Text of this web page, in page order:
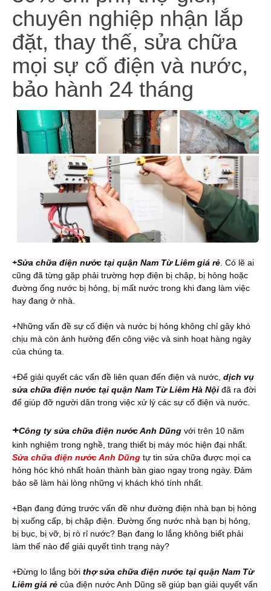
chuyên nghiệp nhận lắp
đặt, thay thế, sửa chữa
mọi sự cố điện và nước,
bảo hành 24 tháng
+Sửa chữa điện nước tại quận Nam Từ Liêm giá rẻ . Có lẽ ai
cũng đã từng gặp phải trường hợp điện bị chập, bị hỏng hoặc
đường ống nước bị hỏng, bị mất nước trong khi đang làm việc
hay đang ở nhà.
+Những vấn đề sự cố điện và nước bị hỏng không chỉ gây khó
chịu mà còn ảnh hưởng đến công việc và sinh hoạt hàng ngày
của chúng ta.
+Để giải quyết các vấn đề liên quan đến điện và nước, dịch vụ
sửa chữa điện nước tại quận Nam Từ Liêm Hà Nội đã ra đời
để giúp đỡ người dân trong việc xử lý các sự cố điện và nước.
+Công ty sửa chữa điện nước Anh Dũng với trên 10 năm
kinh nghiệm trong nghề, trang thiết bị máy móc hiện đại nhất.
Sửa chữa điện nước Anh Dũng tự tin sửa chữa được mọi ca
hỏng hóc khó nhất hoàn thành bàn giao ngay trong ngày. Đảm
bảo sẽ làm hài lòng những vị khách khó tính nhất.
+Bạn đang đứng trước vấn đề như đường điện nhà bạn bị hỏng
bị xuống cấp, bị chập điện. Đường ống nước nhà bạn bị hỏng,
bị bục, bị vỡ, bị rò rỉ nước? Bạn đang lo lắng không biết phải
làm thế nào để giải quyết tình trạng này?
+Đừng lo lắng bởi thợ sửa chữa điện nước tại quận Nam Từ
Liêm giá rẻ của điện nước Anh Dũng sẽ giúp bạn giải quyết vấn